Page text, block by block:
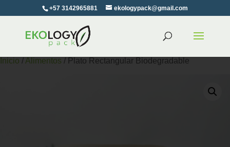
+57 3142965881 ekologypack@gmail.com
Inicio / Alimentos / Plato Rectangular Biodegradable